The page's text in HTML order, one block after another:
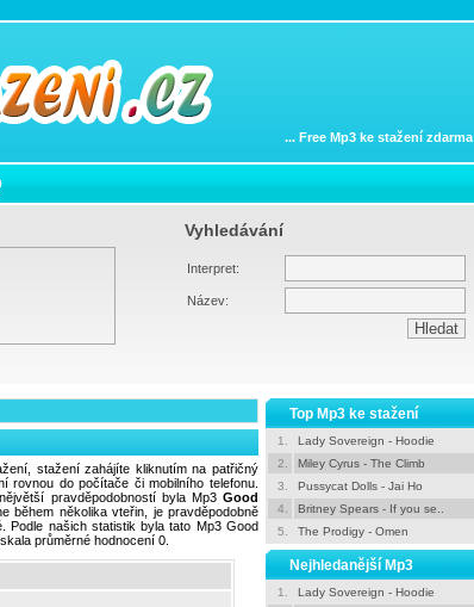
... Free Mp3 ke stažení zdarma
Vyhledávání
Interpret:
Název:
stažení zahájíte kliknutím na patřičný
do počítače či mobilního telefonu.
pravděpodobností byla Mp3 Good
během několika vteřin, je pravděpodobně
Podle našich statistik byla tato Mp3 Good
průměrné hodnocení 0.
Top Mp3 ke stažení
1.
Lady Sovereign - Hoodie
2.
Miley Cyrus - The Climb
3.
Pussycat Dolls - Jai Ho
4.
Britney Spears - If you se..
5.
The Prodigy - Omen
Nejhledanější Mp3
1.
Lady Sovereign - Hoodie